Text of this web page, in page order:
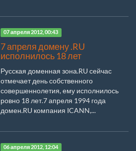
07 апреля 2012, 00:43
7 апреля домену .RU
исполнилось 18 лет
Русская доменная зона.RU сейчас
отмечает день собственного
совершеннолетия, ему исполнилось
ровно 18 лет.7 апреля 1994 года
домен.RU компания ICANN,...
06 апреля 2012, 12:04